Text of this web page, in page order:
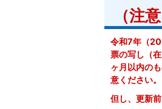
（注
令和7年（
票の写し（
ヶ月以内の
意ください。
但し、更新